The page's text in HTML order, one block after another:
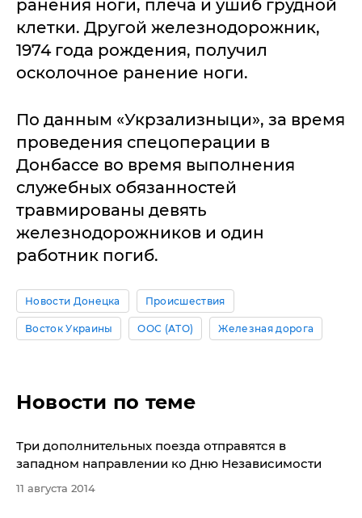
ранения ноги, плеча и ушиб грудной
клетки. Другой железнодорожник,
1974 года рождения, получил
осколочное ранение ноги.
По данным «Укрзализныци», за время
проведения спецоперации в
Донбассе во время выполнения
служебных обязанностей
травмированы девять
железнодорожников и один
работник погиб.
Новости Донецка Происшествия
Восток Украины ООС (АТО) Железная дорога
Новости по теме
Три дополнительных поезда отправятся в
западном направлении ко Дню Независимости
11 августа 2014